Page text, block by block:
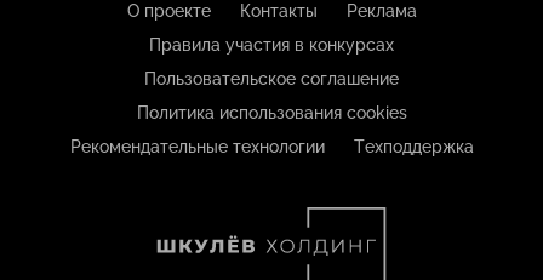
О проекте Контакты
Реклама
Правила участия в конкурсах
Пользовательское соглашение
Политика использования cookies
Рекомендательные технологии
Техподдержка